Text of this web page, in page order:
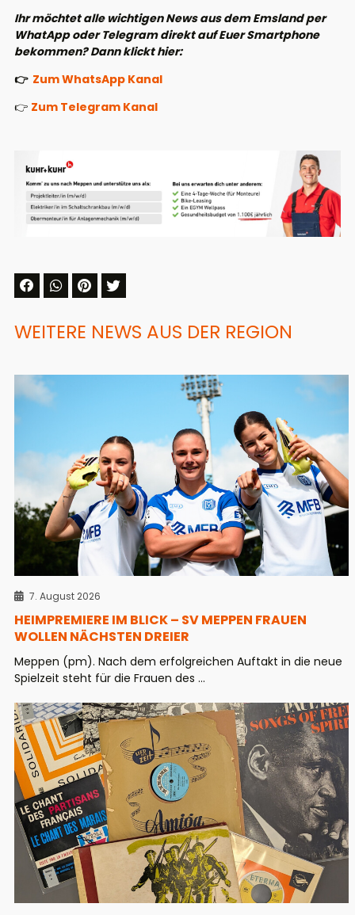
Ihr möchtet alle wichtigen News aus dem Emsland per
WhatApp oder Telegram direkt auf Euer Smartphone
bekommen? Dann klickt hier:
👉 Zum WhatsApp Kanal
👉 Zum Telegram Kanal
WEITERE NEWS AUS DER REGION
7. August 2026
HEIMPREMIERE IM BLICK – SV MEPPEN FRAUEN
WOLLEN NÄCHSTEN DREIER
Meppen (pm). Nach dem erfolgreichen Auftakt in die neue
Spielzeit steht für die Frauen des ...